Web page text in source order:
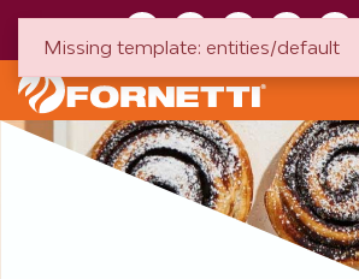
Missing template: entities/default